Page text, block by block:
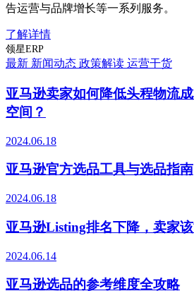
告运营与品牌增长等一系列服务。
了解详情
领星ERP
最新 新闻动态 政策解读 运营干货
亚马逊卖家如何降低头程物流
空间？
2024.06.18
亚马逊官方选品工具与选品指南
2024.06.18
亚马逊Listing排名下降，卖家
2024.06.14
亚马逊选品的参考维度全攻略